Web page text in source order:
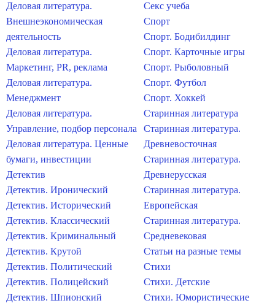
Деловая литература.
Внешнеэкономическая
деятельность
Деловая литература.
Маркетинг, PR, реклама
Деловая литература.
Менеджмент
Деловая литература.
Управление, подбор персонала
Деловая литература. Ценные
бумаги, инвестиции
Детектив
Детектив. Иронический
Детектив. Исторический
Детектив. Классический
Детектив. Криминальный
Детектив. Крутой
Детектив. Политический
Детектив. Полицейский
Детектив. Шпионский
Секс учеба
Спорт
Спорт. Бодибилдинг
Спорт. Карточные игры
Спорт. Рыболовный
Спорт. Футбол
Спорт. Хоккей
Старинная литература
Старинная литература.
Древневосточная
Старинная литература.
Древнерусская
Старинная литература.
Европейская
Старинная литература.
Средневековая
Статьи на разные темы
Стихи
Стихи. Детские
Стихи. Юмористические